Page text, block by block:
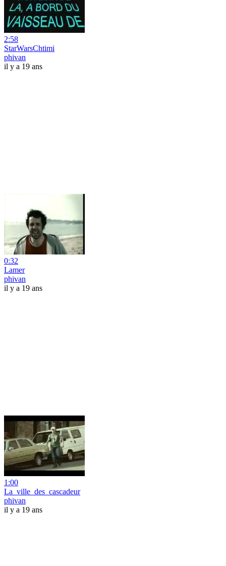
2:58
StarWarsChtimi
phivan
il y a 19 ans
0:32
Lamer
phivan
il y a 19 ans
1:00
La_ville_des_cascadeur
phivan
il y a 19 ans